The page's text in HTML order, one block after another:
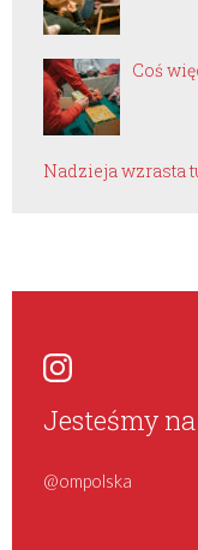
Coś
Nadzieja wzrasta
Jesteśmy
@ompolska